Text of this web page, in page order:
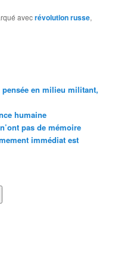
avecrévolution russe,
en milieu militant,
humaine
pas de mémoire
immédiat est